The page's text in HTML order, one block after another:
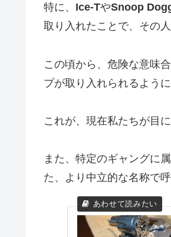
特に、 Ice-TやSnoop
取り入れたことで、その
この頃から、危険な意味
プが取り入れられるように
これが、現在私たちが目
また、特定のギャングに
た、より中立的な名称で